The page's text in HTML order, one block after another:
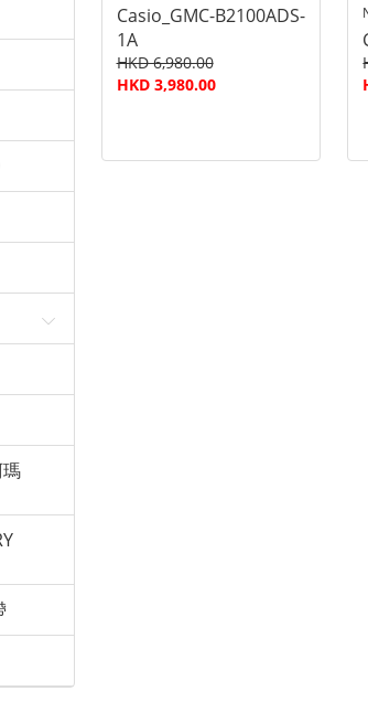
瑪
Casio_GMC-B2100ADS-
1A
HKD 6,980.00
HKD 3,980.00